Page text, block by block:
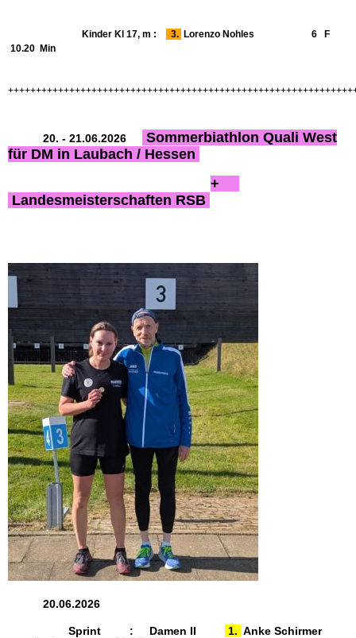
Kinder Kl 17, m : 3. Lorenzo Nohles 6 F
10.20 Min
20. - 21.06.2026
Sommerbiathlon Quali West
für DM in Laubach / Hessen
+
Landesmeisterschaften RSB
20.06.2026
Sprint : Damen II 1. Anke Schirmer